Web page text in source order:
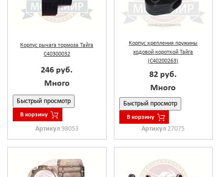
Корпус рычага тормоза Тайга
С40300032
246 руб.
Много
Быстрый просмотр
В корзину
Артикул 98053
Корпус крепления пружины
ходовой короткой Тайга
(С40200263)
82 руб.
Много
Быстрый просмотр
В корзину
Артикул 27075